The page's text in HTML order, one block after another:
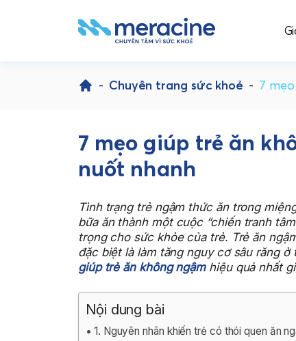
- Chuyên trang sức khoẻ - 7
7 mẹo giúp trẻ ăn
nuốt nhanh
Tình trạng trẻ ngậm thức ăn trong
bữa ăn thành một cuộc “chiến tranh
trọng cho sức khỏe của trẻ. Trẻ ăn
đặc biệt là làm tăng nguy cơ sâu răng
giúp trẻ ăn không ngậmhiệu quả nhất
Nội dung bài
1. Nguyên nhân khiến trẻ có thói quen ăn